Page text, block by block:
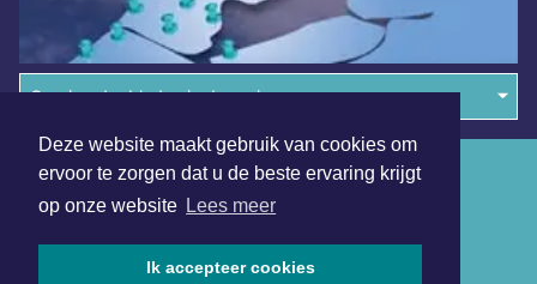
Deze website maakt gebruik van cookies om
ervoor te zorgen dat u de beste ervaring krijgt
op onze website Lees meer
Ik accepteer cookies
Overige dagbladen in de regio
Algemene voorwaarden
Disclaimer